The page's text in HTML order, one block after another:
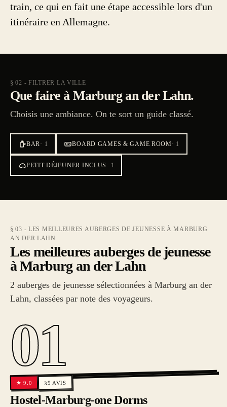
train, ce qui en fait une étape accessible lors d'un
itinéraire en Allemagne.
§ 02 - FILTRER LA VILLE
Que faire à Marburg an der Lahn.
Choisis une ambiance. On te sort un guide classé.
BAR· 1 BOARD GAMES & GAME ROOM· 1
PETIT-DÉJEUNER INCLUS · 1
§ 03 - LES MEILLEURES AUBERGES DE JEUNESSE À MARBURG
AN DER LAHN
Les meilleures auberges de jeunesse
à Marburg an der Lahn
2 auberges de jeunesse sélectionnées à Marburg an der
Lahn, classées par note des voyageurs.
01
★9.0 35 AVIS
Hostel-Marburg-one Dorms